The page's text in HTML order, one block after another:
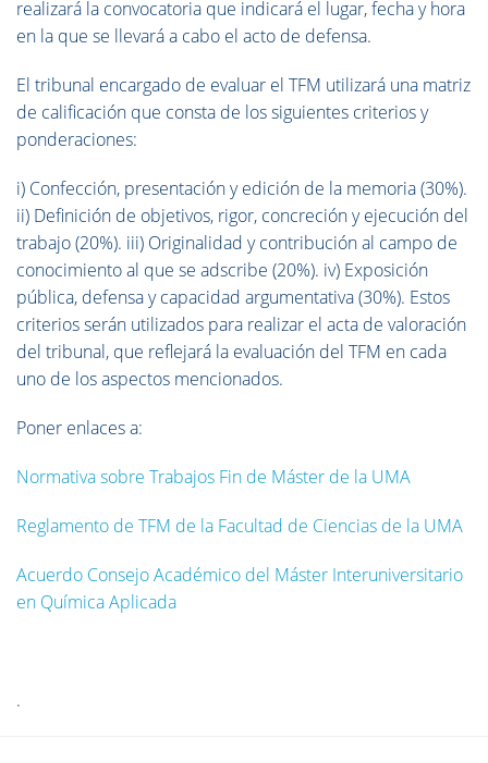
realizará la convocatoria que indicará el lugar, fecha y hora
en la que se llevará a cabo el acto de defensa.
El tribunal encargado de evaluar el TFM utilizará una matriz
de calificación que consta de los siguientes criterios y
ponderaciones:
i) Confección, presentación y edición de la memoria (30%).
ii) Definición de objetivos, rigor, concreción y ejecución del
trabajo (20%). iii) Originalidad y contribución al campo de
conocimiento al que se adscribe (20%). iv) Exposición
pública, defensa y capacidad argumentativa (30%). Estos
criterios serán utilizados para realizar el acta de valoración
del tribunal, que reflejará la evaluación del TFM en cada
uno de los aspectos mencionados.
Poner enlaces a:
Normativa sobre Trabajos Fin de Máster de la UMA
Reglamento de TFM de la Facultad de Ciencias de la UMA
Acuerdo Consejo Académico del Máster Interuniversitario
en Química Aplicada
.